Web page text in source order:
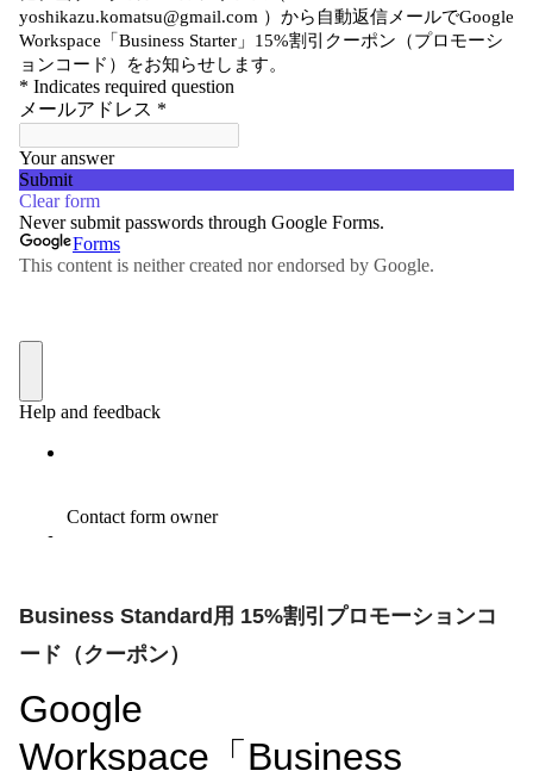
Business Standard用 15%割引プロモーションコ
ード（クーポン）